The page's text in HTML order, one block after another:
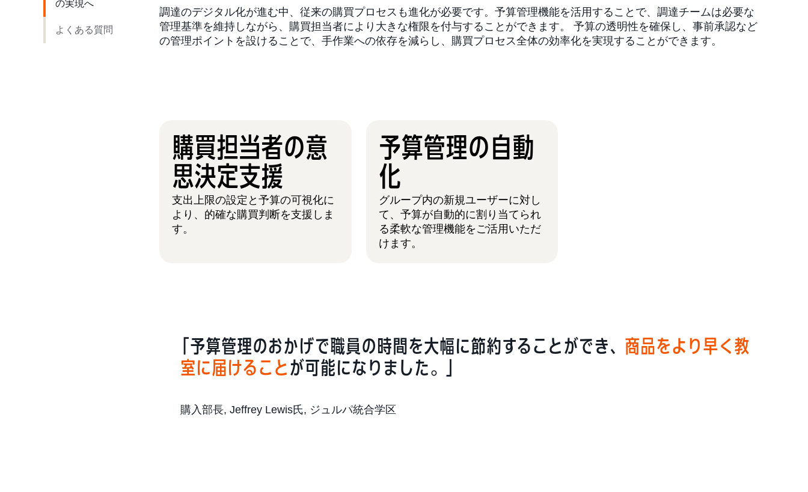
の実現へ
よくある質問
調達のデジタル化が進む中、従来の購買プロセスも進化が必要です。予算管理機能を活用することで、調達チームは必要な
管理基準を維持しながら、購買担当者により大きな権限を付与することができます。 予算の透明性を確保し、事前承認など
の管理ポイントを設けることで、手作業への依存を減らし、購買プロセス全体の効率化を実現することができます。
購買担当者の意
思決定支援
支出上限の設定と予算の可視化に
より、的確な購買判断を支援しま
す。
購買担当者の意思決定
支援
予算管理の自動
化
グループ内の新規ユーザーに対し
て、予算が自動的に割り当てられ
る柔軟な管理機能をご活用いただ
けます。
「予算管理のおかげで職員の時間を大幅に節約することができ、 商品をより早く教
室に届けること が可能になりました。」
購入部長, Jeffrey Lewis氏, ジュルパ統合学区